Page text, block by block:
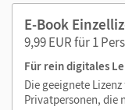
Medien in diesem E-
Audios
Videos
E-Book
9,99 EUR für 1
Für rein digitales
Die geeignete
Privatpersonen, die